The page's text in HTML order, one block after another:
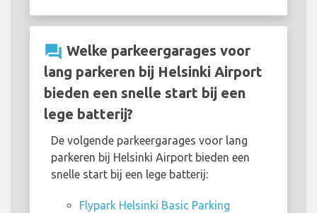
question_answer Welke parkeergarages voor
lang parkeren bij Helsinki Airport
bieden een snelle start bij een
lege batterij?
De volgende parkeergarages voor lang
parkeren bij Helsinki Airport bieden een
snelle start bij een lege batterij:
Flypark Helsinki Basic Parking